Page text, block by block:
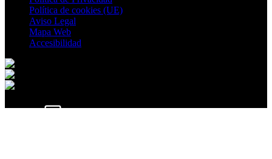
Política de cookies (UE)
Aviso Legal
Mapa Web
Accesibilidad